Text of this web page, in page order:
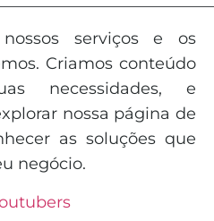
serviços e os
Criamos conteúdo
necessidades, e
nossa página de
as soluções que
negócio.